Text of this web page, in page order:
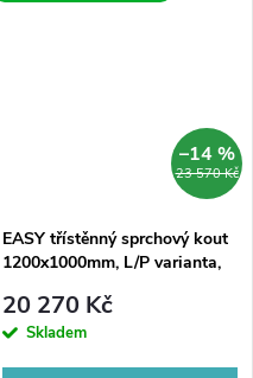
23 570 Kč
–14 %
EASY třístěnný sprchový kout
1200x1000mm, L/P varianta,
20 270 Kč
Skladem